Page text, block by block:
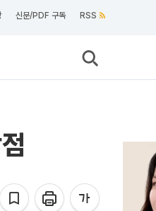
신문/PDF 구독 RSS